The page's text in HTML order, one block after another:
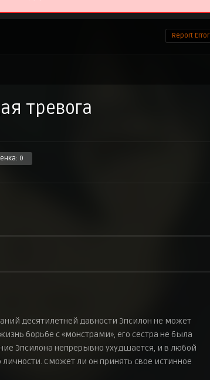
Report Error
тревога
0
десятилетней давности Эпсилон не может
борьбе с «монстрами», его сестра не была
Эпсилона непрерывно ухудшается, и в любой
Сможет ли он принять свое истинное